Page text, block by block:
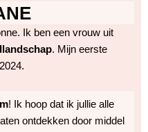
Ik ben een vrouw uit
. Mijn eerste
! Ik hoop dat ik jullie alle
ontdekken door middel